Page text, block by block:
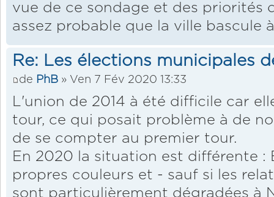
vue de ce sondage et des priorités
assez probable que la ville bascule
Re: Les élections municipales
de PhB » Ven 7 Fév 2020 13:33
L'union de 2014 à été difficile car
tour, ce qui posait problème à de
de se compter au premier tour.
En 2020 la situation est différente :
propres couleurs et - sauf si les
sont particulièrement dégradées à